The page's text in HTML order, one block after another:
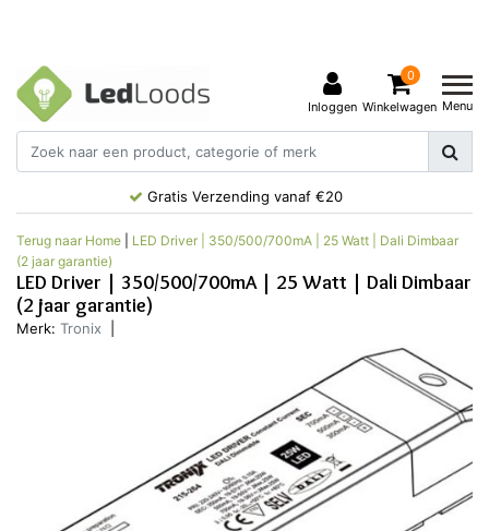
Inloggen
0
Winkelwagen Menu
Gratis Verzending vanaf €20
Terug naar Home
LED Driver | 350/500/700mA | 25 Watt | Dali Dimbaar
(2 jaar garantie)
LED Driver | 350/500/700mA | 25 Watt | Dali Dimbaar
(2 jaar garantie)
Merk: Tronix